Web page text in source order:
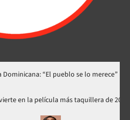
pueblo se lo merece”
Day’ se convierte en la película más